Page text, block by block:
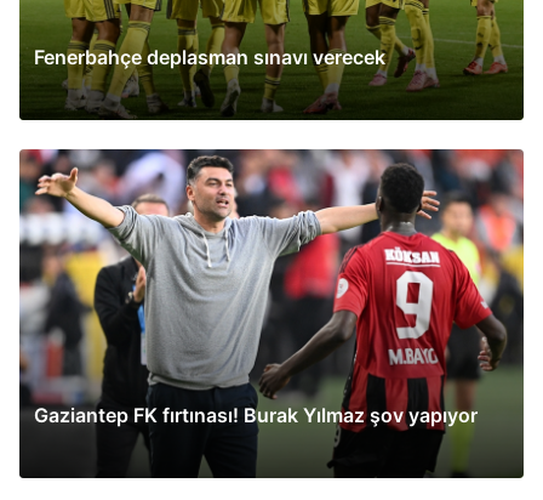
Fenerbahçe deplasman sınavı verecek
Gaziantep FK fırtınası! Burak Yılmaz şov yapıyor